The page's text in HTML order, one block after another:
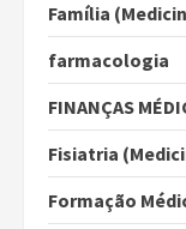
Família
farmacologia
FINANÇAS
Fisiatria
Formação